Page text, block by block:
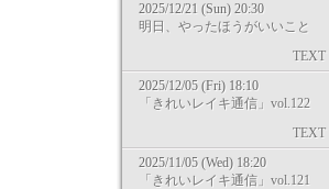
2025/12/21 (Sun) 20:30
明日、やったほうがいいこと
TEXT
2025/12/05 (Fri) 18:10
「きれいレイキ通信」vol.122
TEXT
2025/11/05 (Wed) 18:20
「きれいレイキ通信」vol.121